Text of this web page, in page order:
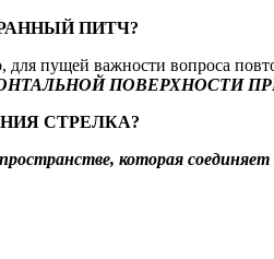
ПИТЧ?
пущей важности вопроса
ПОВЕРХНОСТИ
СТРЕЛКА?
которая